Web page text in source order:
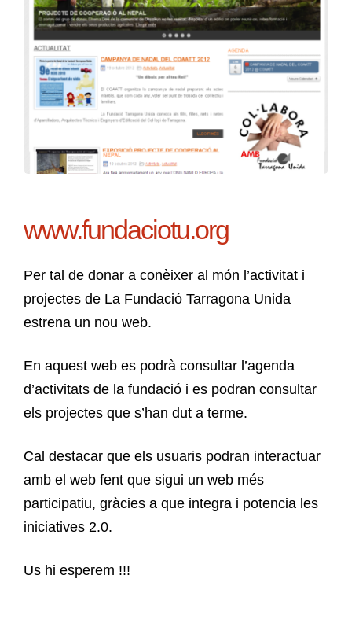
www.fundaciotu.org
Per tal de donar a conèixer al món l’activitat i
projectes de La Fundació Tarragona Unida
estrena un nou web.
En aquest web es podrà consultar l’agenda
d’activitats de la fundació i es podran consultar
els projectes que s’han dut a terme.
Cal destacar que els usuaris podran interactuar
amb el web fent que sigui un web més
participatiu, gràcies a que integra i potencia les
iniciatives 2.0.
Us hi esperem !!!